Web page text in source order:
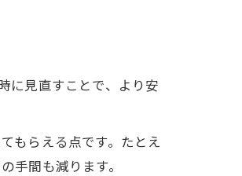
に見直すことで、より安
もらえる点です。たとえ
手間も減ります。